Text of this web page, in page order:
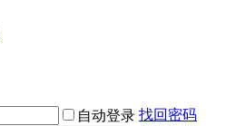
自动登录 找回密码